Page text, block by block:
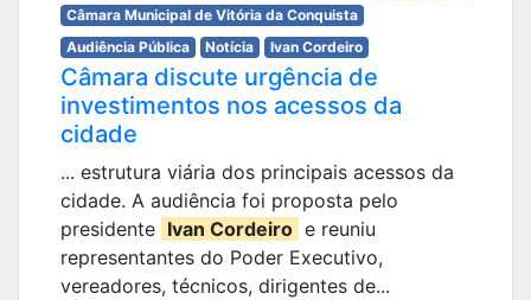
Câmara Municipal de Vitória da Conquista
Audiência Pública
Notícia Ivan Cordeiro
Câmara discute urgência de
investimentos nos acessos da
cidade
... estrutura viária dos principais acessos da
cidade. A audiência foi proposta pelo
presidente Ivan Cordeiro e reuniu
representantes do Poder Executivo,
vereadores, técnicos, dirigentes de...